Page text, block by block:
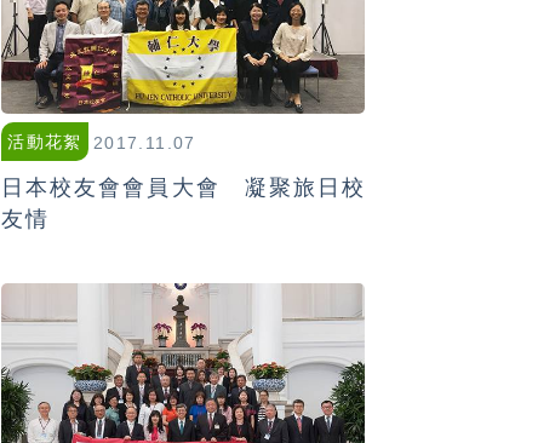
活動花絮 2017.11.07
日本校友會會員大會 凝聚旅日校
友情